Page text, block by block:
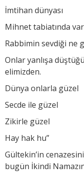
İmtihan dünyası
Mihnet tabiatında var
Rabbimin sevdiği ne
Onlar yanlışa
elimizden.
Dünya onlarla güzel
Secde ile güzel
Zikirle güzel
Hay hak hu”
Gültekin’in
bugün İkindi